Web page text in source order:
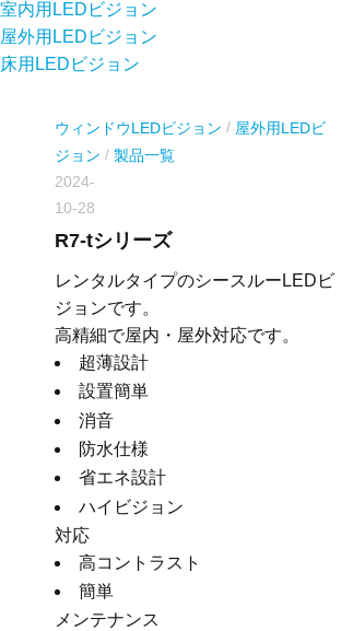
室内用LEDビジョン
屋外用LEDビジョン
床用LEDビジョン
ウィンドウLEDビジョン / 屋外用LEDビ
ジョン /製品一覧
2024-
10-28
R7-tシリーズ
レンタルタイプのシースルーLEDビ
ジョンです。
高精細で屋内・屋外対応です。
超薄設計
設置簡単
消音
防水仕様
省エネ設計
ハイビジョン
対応
高コントラスト
簡単
メンテナンス